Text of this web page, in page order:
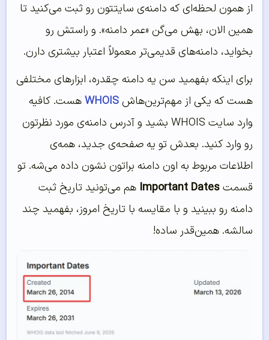
از همون لحظه‌ای که دامنه‌ی سایتتون رو ثبت می‌کنید تا
همین الان، بهش می‌گن «عمر دامنه». و راستش رو
بخواید، دامنه‌های قدیمی‌تر معمولاً اعتبار بیشتری دارن.
برای اینکه بفهمید سن یه دامنه چقدره، ابزارهای مختلفی
هست که یکی از مهم‌ترین‌هاشWHOISهست. کافیه
وارد سایت WHOIS بشید و آدرس دامنه‌ی مورد نظرتون
رو وارد کنید. بعدش تو یه صفحه‌ی جدید، همه‌ی
اطلاعات مربوط به اون دامنه براتون نشون داده می‌شه. تو
قسمتImportant Dates هم می‌تونید تاریخ ثبت
دامنه رو ببینید و با مقایسه با تاریخ امروز، بفهمید چند
سالشه. همین‌قدر ساده!